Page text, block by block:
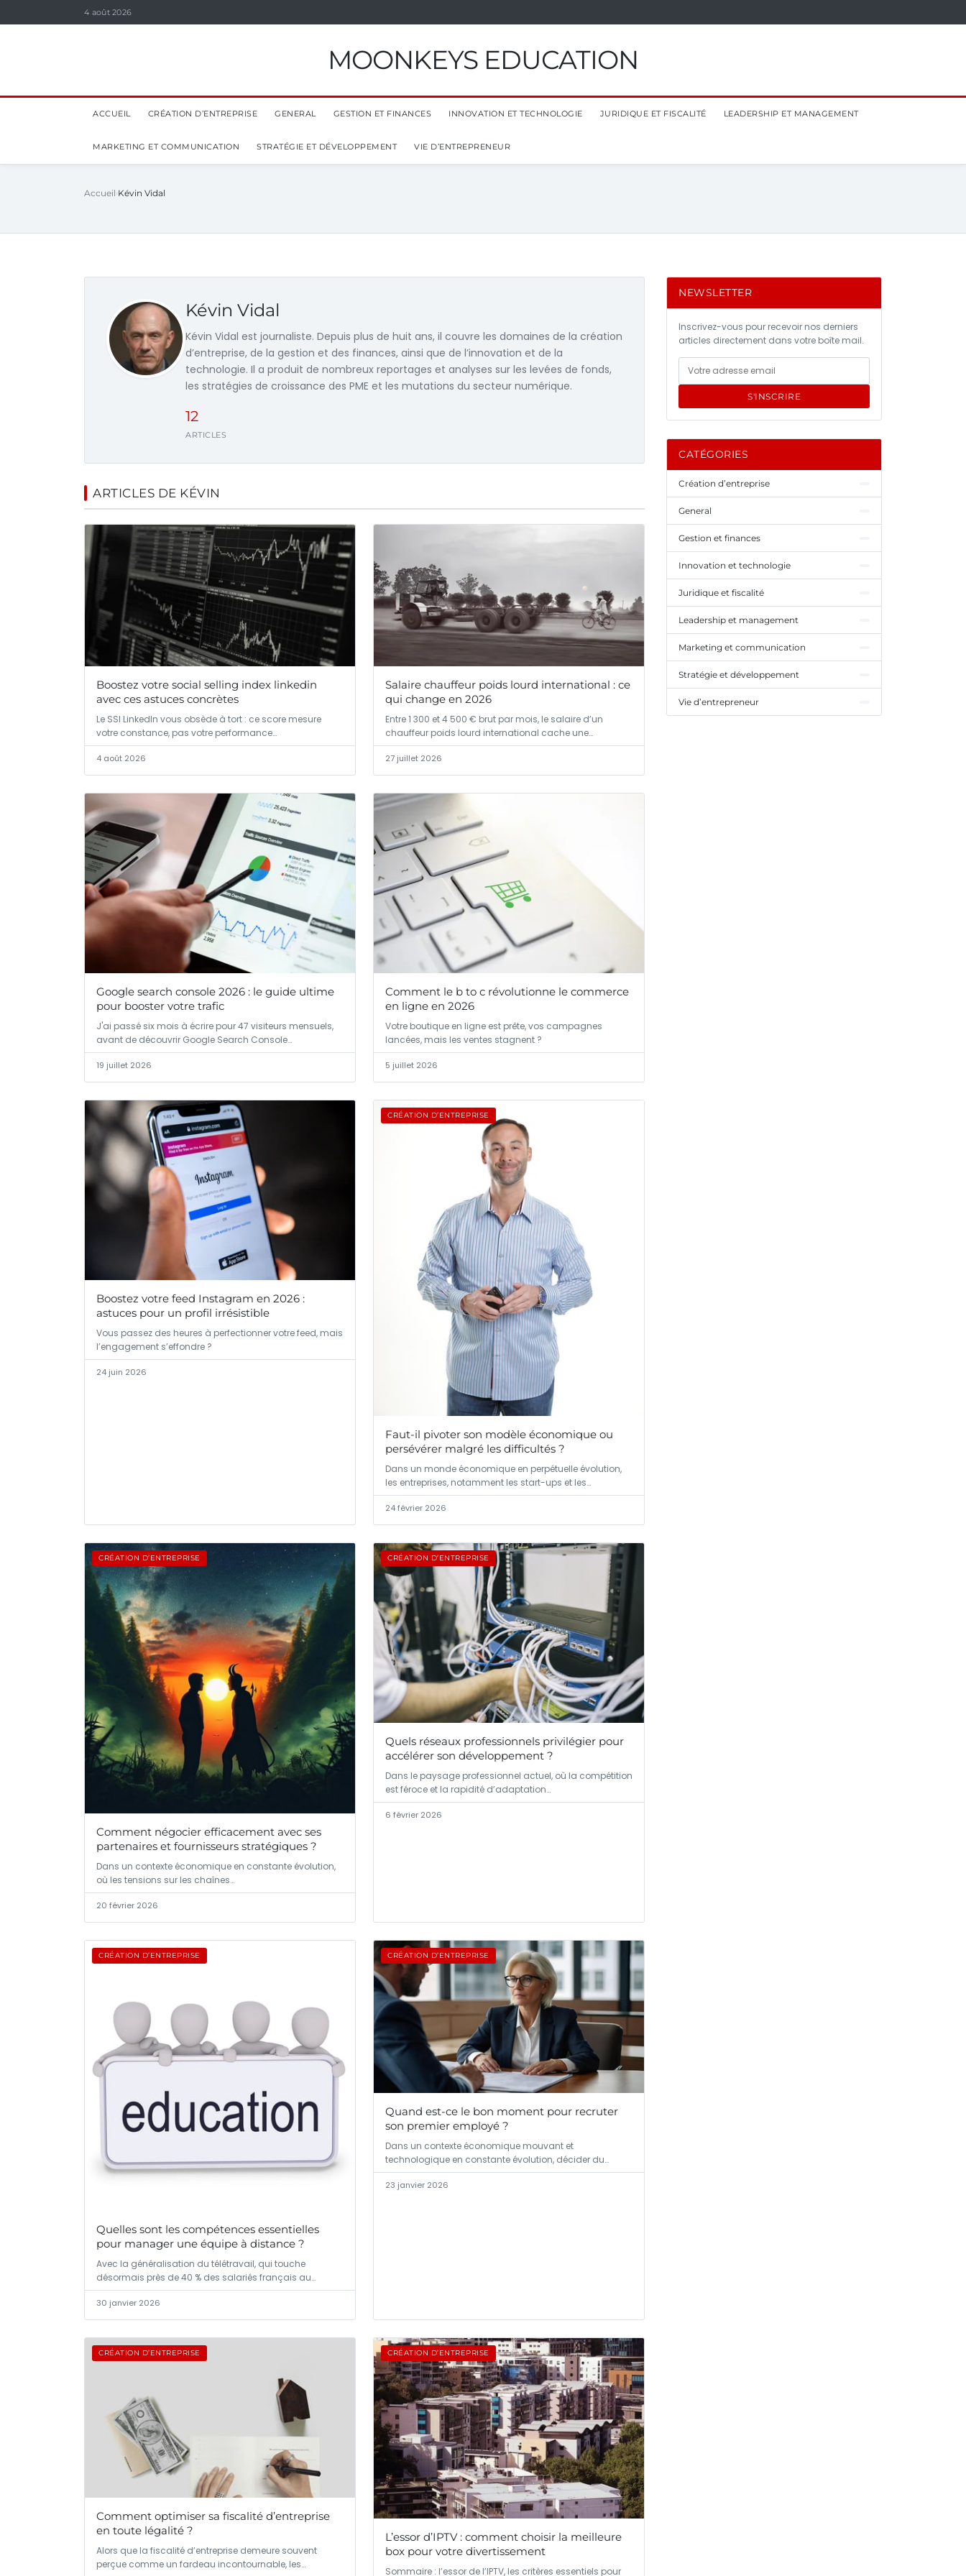
4 août 2026
MOONKEYS EDUCATION
ACCUEIL CRÉATION D’ENTREPRISE GENERAL GESTION ET FINANCES INNOVATION ET TECHNOLOGIE JURIDIQUE ET FISCALITÉ LEADERSHIP ET MANAGEMENT
MARKETING ET COMMUNICATION STRATÉGIE ET DÉVELOPPEMENT VIE D’ENTREPRENEUR
Accueil Kévin Vidal
Kévin Vidal
Kévin Vidal est journaliste. Depuis plus de huit ans, il couvre les domaines de la création
d’entreprise, de la gestion et des finances, ainsi que de l’innovation et de la
technologie. Il a produit de nombreux reportages et analyses sur les levées de fonds,
les stratégies de croissance des PME et les mutations du secteur numérique.
12
ARTICLES
ARTICLES DE KÉVIN
Boostez votre social selling index linkedin
avec ces astuces concrètes
Le SSI LinkedIn vous obsède à tort : ce score mesure
votre constance, pas votre performance…
4 août 2026
Salaire chauffeur poids lourd international : ce
qui change en 2026
Entre 1 300 et 4 500 € brut par mois, le salaire d’un
chauffeur poids lourd international cache une…
27 juillet 2026
Google search console 2026 : le guide ultime
pour booster votre trafic
J'ai passé six mois à écrire pour 47 visiteurs mensuels,
avant de découvrir Google Search Console…
19 juillet 2026
Comment le b to c révolutionne le commerce
en ligne en 2026
Votre boutique en ligne est prête, vos campagnes
lancées, mais les ventes stagnent ?
5 juillet 2026
Boostez votre feed Instagram en 2026 :
astuces pour un profil irrésistible
Vous passez des heures à perfectionner votre feed, mais
l’engagement s’effondre ?
24 juin 2026
CRÉATION D’ENTREPRISE
Faut-il pivoter son modèle économique ou
persévérer malgré les difficultés ?
Dans un monde économique en perpétuelle évolution,
les entreprises, notamment les start-ups et les…
24 février 2026
CRÉATION D’ENTREPRISE
Comment négocier efficacement avec ses
partenaires et fournisseurs stratégiques ?
Dans un contexte économique en constante évolution,
où les tensions sur les chaînes…
20 février 2026
CRÉATION D’ENTREPRISE
Quels réseaux professionnels privilégier pour
accélérer son développement ?
Dans le paysage professionnel actuel, où la compétition
est féroce et la rapidité d’adaptation…
6 février 2026
CRÉATION D’ENTREPRISE
Quelles sont les compétences essentielles
pour manager une équipe à distance ?
Avec la généralisation du télétravail, qui touche
désormais près de 40 % des salariés français au…
30 janvier 2026
CRÉATION D’ENTREPRISE
Quand est-ce le bon moment pour recruter
son premier employé ?
Dans un contexte économique mouvant et
technologique en constante évolution, décider du
moment…
23 janvier 2026
CRÉATION D’ENTREPRISE
Comment optimiser sa fiscalité d’entreprise
en toute légalité ?
Alors que la fiscalité d’entreprise demeure souvent
perçue comme un fardeau incontournable, les…
CRÉATION D’ENTREPRISE
L’essor d’IPTV : comment choisir la meilleure
box pour votre divertissement
Sommaire : l’essor de l’IPTV, les critères essentiels pour
NEWSLETTER
Inscrivez-vous pour recevoir nos derniers
articles directement dans votre boîte mail.
S'INSCRIRE
CATÉGORIES
Création d’entreprise
General
Gestion et finances
Innovation et technologie
Juridique et fiscalité
Leadership et management
Marketing et communication
Stratégie et développement
Vie d’entrepreneur